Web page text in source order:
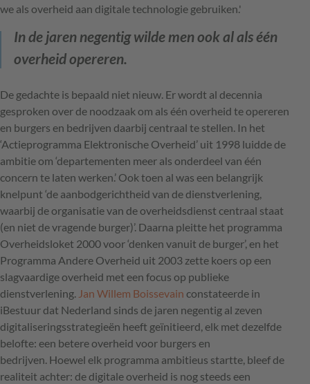
we als overheid aan digitale technologie gebruiken.'
In de jaren negentig wilde men ook al als één
overheid opereren.
De gedachte is bepaald niet nieuw. Er wordt al decennia
gesproken over de noodzaak om als één overheid te opereren
en burgers en bedrijven daarbij centraal te stellen. In het
‘Actieprogramma Elektronische Overheid’ uit 1998 luidde de
ambitie om ‘departementen meer als onderdeel van één
concern te laten werken.’ Ook toen al was een belangrijk
knelpunt ‘de aanbodgerichtheid van de dienstverlening,
waarbij de organisatie van de overheidsdienst centraal staat
(en niet de vragende burger)’. Daarna pleitte het programma
Overheidsloket 2000 voor ‘denken vanuit de burger’, en het
Programma Andere Overheid uit 2003 zette koers op een
slagvaardige overheid met een focus op publieke
dienstverlening. Jan Willem Boissevain constateerde in
iBestuur dat Nederland sinds de jaren negentig al zeven
digitaliseringsstrategieën heeft geïnitieerd, elk met dezelfde
belofte: een betere overheid voor burgers en
bedrijven. Hoewel elk programma ambitieus startte, bleef de
realiteit achter: de digitale overheid is nog steeds een